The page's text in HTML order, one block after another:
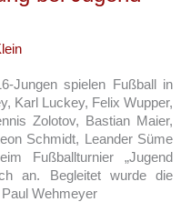
Jungen spielen Fußball in
Karl Luckey, Felix Wupper,
Zolotov, Bastian Maier,
Schmidt, Leander Süme
Fußballturnier „Jugend
an. Begleitet wurde die
Wehmeyer